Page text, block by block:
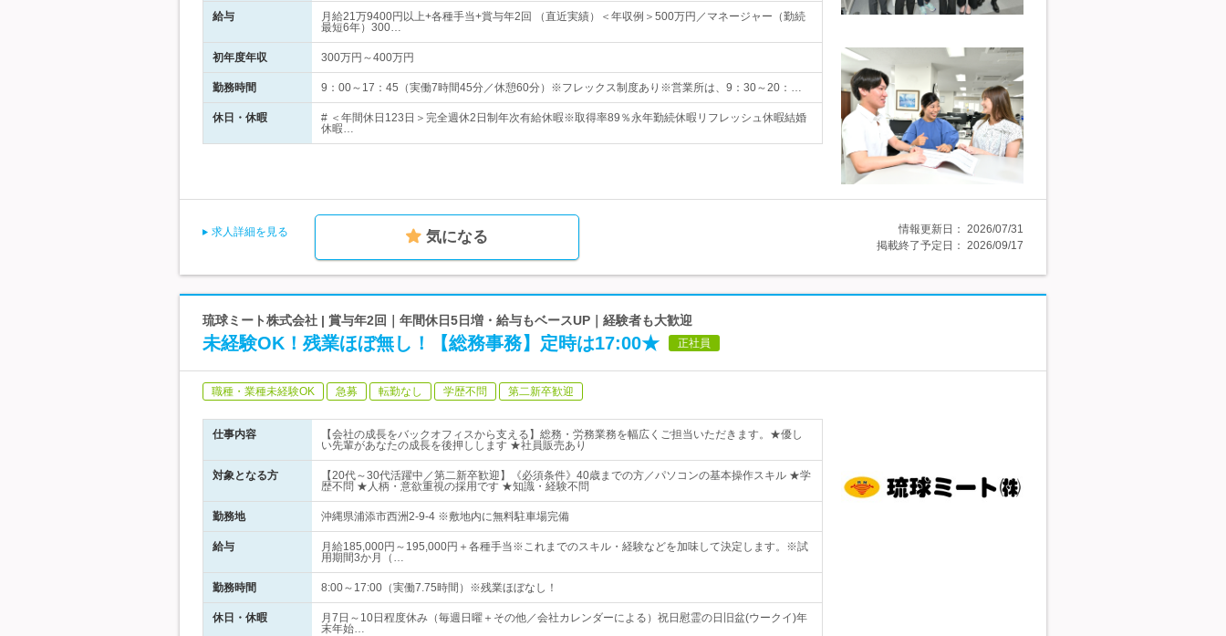
給与
月給21万9400円以上+各種手当+賞与年2回 （直近実績）＜年収例＞500万円／マネージャー（勤続
最短6年）300…
初年度年収 300万円～400万円
勤務時間 9：00～17：45（実働7時間45分／休憩60分）※フレックス制度あり※営業所は、9：30～20：…
休日・休暇
# ＜年間休日123日＞完全週休2日制年次有給休暇※取得率89％永年勤続休暇リフレッシュ休暇結婚
休暇…
求人詳細を見る 気になる 情報更新日： 2026/07/31
掲載終了予定日： 2026/09/17
琉球ミート株式会社 | 賞与年2回｜年間休日5日増・給与もベースUP｜経験者も大歓迎
未経験OK！残業ほぼ無し！【総務事務】定時は17:00★ 正社員
職種・業種未経験OK 急募 転勤なし 学歴不問 第二新卒歓迎
仕事内容
【会社の成長をバックオフィスから支える】総務・労務業務を幅広くご担当いただきます。★優し
い先輩があなたの成長を後押しします ★社員販売あり
対象となる方
【20代～30代活躍中／第二新卒歓迎】《必須条件》40歳までの方／パソコンの基本操作スキル ★学
歴不問 ★人柄・意欲重視の採用です ★知識・経験不問
勤務地 沖縄県浦添市西洲2-9-4 ※敷地内に無料駐車場完備
給与
月給185,000円～195,000円＋各種手当※これまでのスキル・経験などを加味して決定します。※試
用期間3か月（…
勤務時間 8:00～17:00（実働7.75時間）※残業ほぼなし！
休日・休暇
月7日～10日程度休み（毎週日曜＋その他／会社カレンダーによる）祝日慰霊の日旧盆(ウークイ)年
末年始…